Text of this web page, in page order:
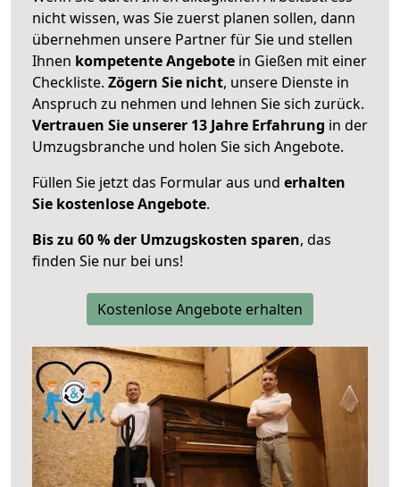
nicht wissen, was Sie zuerst planen sollen, dann
übernehmen unsere Partner für Sie und stellen
Ihnen kompetente Angebote in Gießen mit einer
Checkliste. Zögern Sie nicht, unsere Dienste in
Anspruch zu nehmen und lehnen Sie sich zurück.
Vertrauen Sie unserer 13 Jahre Erfahrung in der
Umzugsbranche und holen Sie sich Angebote.
Füllen Sie jetzt das Formular aus und erhalten
Sie kostenlose Angebote.
Bis zu 60 % der Umzugskosten sparen, das
finden Sie nur bei uns!
Kostenlose Angebote erhalten